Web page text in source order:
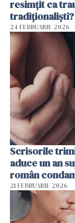
resimțit ca
tradiționaliști?
24 FEBRUARIE 2026
Scrisorile
aduce un an
român
21 FEBRUARIE 2026